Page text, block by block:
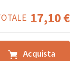
17,10€
Acquista